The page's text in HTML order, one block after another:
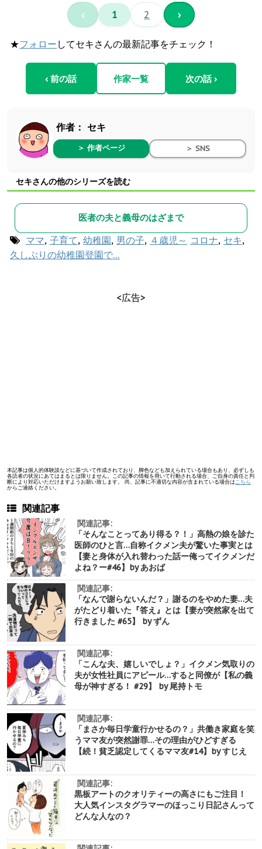
‹ 1 2 ›
★フォロー してセキさんの最新記事をチェック！
‹ 前の話 作家一覧 次の話 ›
作者： セキ
＞ 作者ページ ＞ SNS
セキさんの他のシリーズを読む
医者の夫と義母のはざまで
ママ, 子育て, 幼稚園, 男の子, ４歳児～ コロナ, セキ,
久しぶりの幼稚園登園で…
<広告>
本記事は個人的体験談などに基づいて作成されており、脚色なども加えられている場合もあり、必ずしも
各読者の状況にあてはまるとは限りません。この記事の情報を用いて行動される場合、ご自身の責任と判
断により対応いただけますようお願い致します。 尚、記事に不適切な内容が含まれている場合は こちら
からご連絡ください。
関連記事
関連記事:
「そんなことってあり得る？！」高熱の娘を診た
医師のひと言…自称イクメン夫が驚いた事実とは
【妻と身体が入れ替わった話ー俺ってイクメンだ
よね？ー#46】by あおば
関連記事:
「なんで謝らないんだ？」謝るのをやめた妻…夫
がたどり着いた『答え』とは【妻が突然家を出て
行きました #65】 by ずん
関連記事:
「こんな夫、嬉しいでしょ？」イクメン気取りの
夫が女性社員にアピール…すると同僚が【私の義
母が神すぎる！ #29】 by 尾持トモ
関連記事:
「まさか毎日学童行かせるの？」共働き家庭を笑
うママ友が突然謝罪…その理由がひどすぎる
【続！貧乏認定してくるママ友#14】by すじえ
関連記事:
黒板アートのクオリティーの高さにもご注目！
大人気インスタグラマーのほっこり日記さんって
どんな人なの？